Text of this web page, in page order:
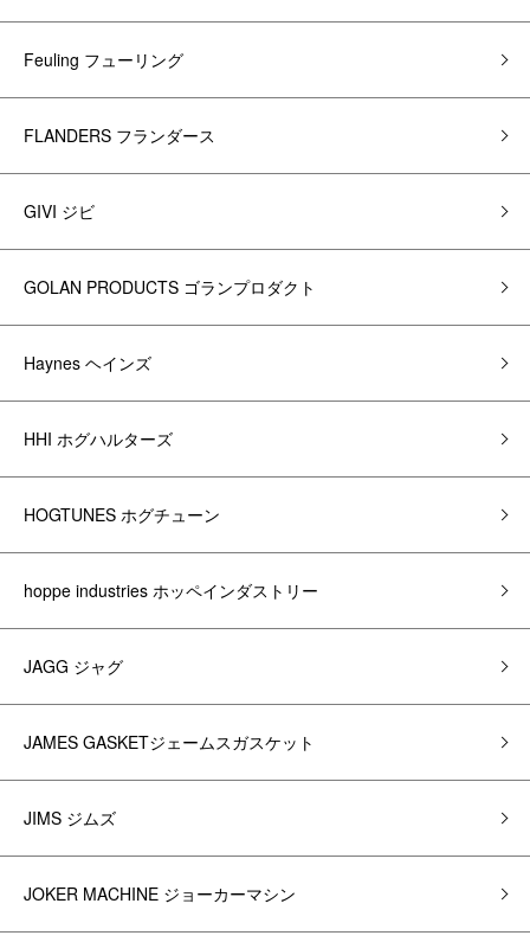
Feuling フューリング
FLANDERS フランダース
GIVI ジビ
GOLAN PRODUCTS ゴランプロダクト
Haynes ヘインズ
HHI ホグハルターズ
HOGTUNES ホグチューン
hoppe industries ホッペインダストリー
JAGG ジャグ
JAMES GASKETジェームスガスケット
JIMS ジムズ
JOKER MACHINE ジョーカーマシン